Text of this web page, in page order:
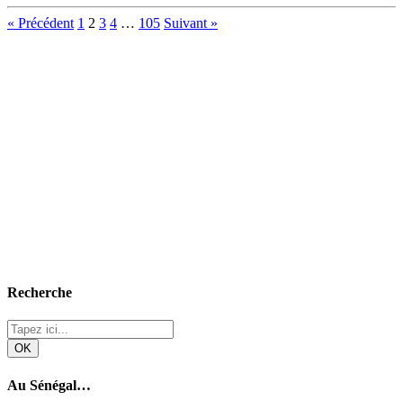
« Précédent 1 2 3 4 … 105 Suivant »
Recherche
Au Sénégal…